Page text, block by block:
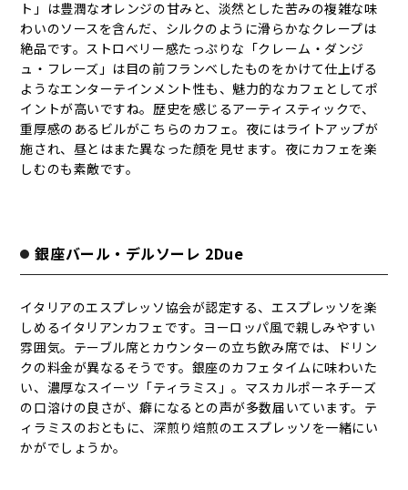
ト」は豊潤なオレンジの甘みと、淡然とした苦みの複雑な味
わいのソースを含んだ、シルクのように滑らかなクレープは
絶品です。ストロベリー感たっぷりな「クレーム・ダンジ
ュ・フレーズ」は目の前フランベしたものをかけて仕上げる
ようなエンターテインメント性も、魅力的なカフェとしてポ
イントが高いですね。歴史を感じるアーティスティックで、
重厚感のあるビルがこちらのカフェ。夜にはライトアップが
施され、昼とはまた異なった顔を見せます。夜にカフェを楽
しむのも素敵です。
銀座バール・デルソーレ 2Due
イタリアのエスプレッソ協会が認定する、エスプレッソを楽
しめるイタリアンカフェです。ヨーロッパ風で親しみやすい
雰囲気。テーブル席とカウンターの立ち飲み席では、ドリン
クの料金が異なるそうです。銀座のカフェタイムに味わいた
い、濃厚なスイーツ「ティラミス」。マスカルポーネチーズ
の口溶けの良さが、癖になるとの声が多数届いています。テ
ィラミスのおともに、深煎り焙煎のエスプレッソを一緒にい
かがでしょうか。